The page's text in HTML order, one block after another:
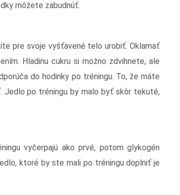
môžete zabudnúť.
pre svoje vyšťavené telo urobiť. Oklamať
Hladinu cukru si možno zdvihnete, ale
do hodinky po tréningu. To, že máte
Jedlo po tréningu by malo byť skôr tekuté,
vyčerpajú ako prvé, potom glykogén
ktoré by ste mali po tréningu doplniť je